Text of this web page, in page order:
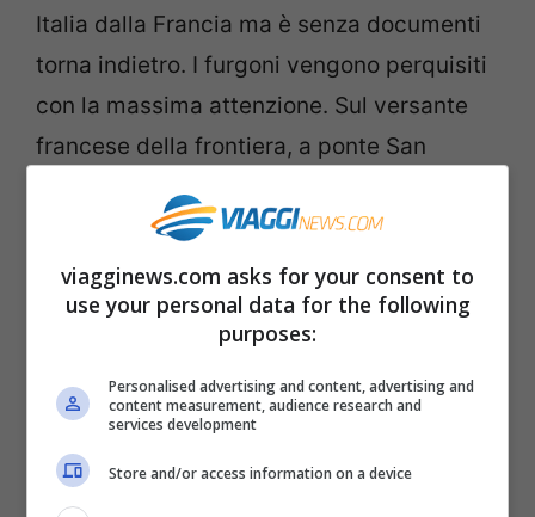
Italia dalla Francia ma è senza documenti
torna indietro. I furgoni vengono perquisiti
con la massima attenzione. Sul versante
francese della frontiera, a ponte San
Per la viabilità in tempo reale sulla
Autostrada A10 Genova -Ventimiglia in
direzione della Francia, rimandiamo al sito
di Automapa questa pagina
viagginews.com asks for your consent to
use your personal data for the following
purposes:
Personalised advertising and content, advertising and
content measurement, audience research and
services development
Store and/or access information on a device